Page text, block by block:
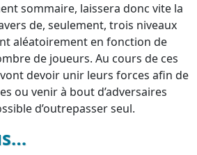
sommaire, laissera donc vite la
de, seulement, trois niveaux
aléatoirement en fonction de
de joueurs. Au cours de ces
devoir unir leurs forces afin de
ou venir à bout d’adversaires
d’outrepasser seul.